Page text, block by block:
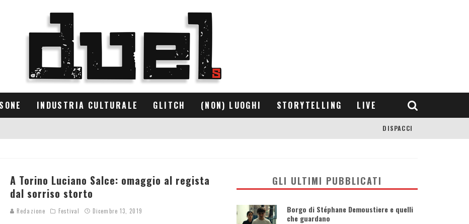
INDUSTRIA CULTURALE GLITCH (NON) LUOGHI STORYTELLING LIVE
DISPACCI
A Torino Luciano Salce: omaggio al regista
dal sorriso storto
Redazione Festival Dicembre 13, 2019
GLI ULTIMI PUBBLICATI
Borgo di Stéphane Demoustiere e quelli
che guardano